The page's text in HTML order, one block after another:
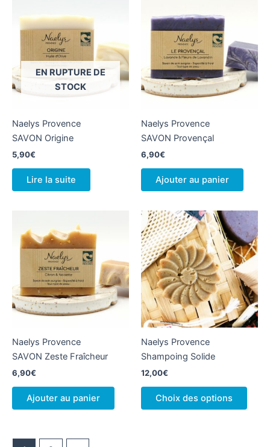
EN RUPTURE DE
STOCK
Naelys Provence
SAVON Origine
5,90€
Lire la suite
Naelys Provence
SAVON Provençal
6,90€
Ajouter au panier
Naelys Provence
SAVON Zeste Fraîcheur
6,90€
Ajouter au panier
Naelys Provence
Shampoing Solide
12,00€
Choix des options
Ce